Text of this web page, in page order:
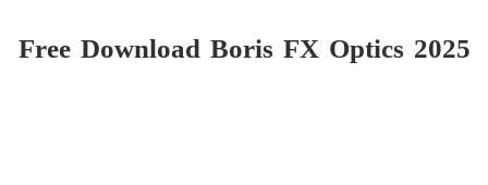
Free Download Boris FX Optics 2025